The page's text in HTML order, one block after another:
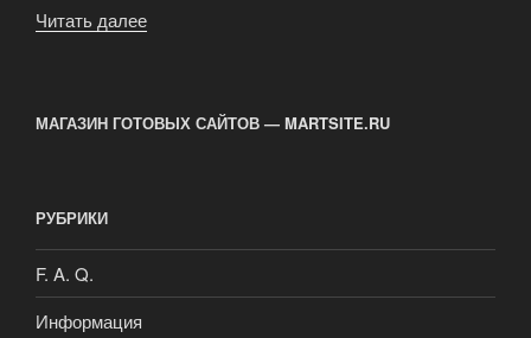
Читать далее
МАГАЗИН ГОТОВЫХ САЙТОВ — MARTSITE.RU
РУБРИКИ
F. A. Q.
Информация